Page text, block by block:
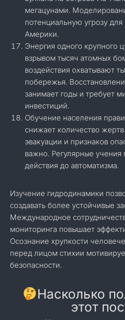
мегацунами.
потенциальную угрозу
Америки.
Энергия одного крупного
взрывом тысяч атомных
воздействия охватывают
побережья.
занимает годы и требует
инвестиций.
Обучение населения
снижает количество
эвакуации и признаков
важно. Регулярные учения
действия до автоматизма.
Изучение гидродинамики
создавать более устойчивые
Международное
мониторинга повышает
Осознание хрупкости
перед лицом стихии
безопасности.
Насколько
этот